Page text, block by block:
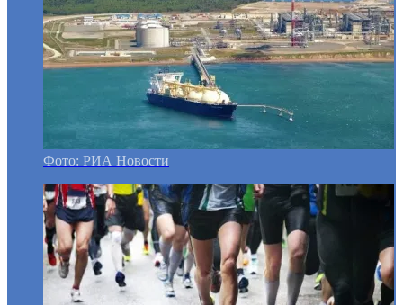
Фото: РИА Новости